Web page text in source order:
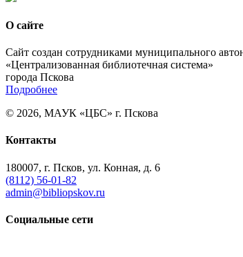
О сайте
Сайт создан сотрудниками муниципального
«Централизованная библиотечная система»
города Пскова
Подробнее
© 2026, МАУК «ЦБС» г. Пскова
Контакты
180007, г. Псков, ул. Конная, д. 6
(8112) 56-01-82
admin@bibliopskov.ru
Социальные сети